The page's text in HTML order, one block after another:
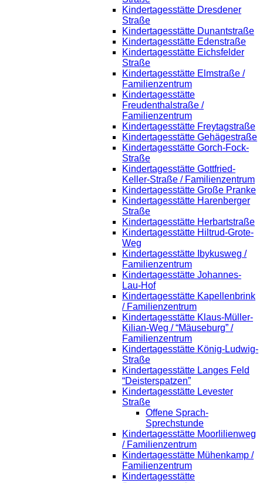
Kindertagesstätte Dresdener
Straße
Kindertagesstätte Dunantstraße
Kindertagesstätte Edenstraße
Kindertagesstätte Eichsfelder
Straße
Kindertagesstätte Elmstraße /
Familienzentrum
Kindertagesstätte
Freudenthalstraße /
Familienzentrum
Kindertagesstätte Freytagstraße
Kindertagesstätte Gehägestraße
Kindertagesstätte Gorch-Fock-
Straße
Kindertagesstätte Gottfried-
Keller-Straße / Familienzentrum
Kindertagesstätte Große Pranke
Kindertagesstätte Harenberger
Straße
Kindertagesstätte Herbartstraße
Kindertagesstätte Hiltrud-Grote-
Weg
Kindertagesstätte Ibykusweg /
Familienzentrum
Kindertagesstätte Johannes-
Lau-Hof
Kindertagesstätte Kapellenbrink
/ Familienzentrum
Kindertagesstätte Klaus-Müller-
Kilian-Weg / “Mäuseburg” /
Familienzentrum
Kindertagesstätte König-Ludwig-
Straße
Kindertagesstätte Langes Feld
“Deisterspatzen”
Kindertagesstätte Levester
Straße
Offene Sprach-
Sprechstunde
Kindertagesstätte Moorlilienweg
/ Familienzentrum
Kindertagesstätte Mühenkamp /
Familienzentrum
Kindertagesstätte